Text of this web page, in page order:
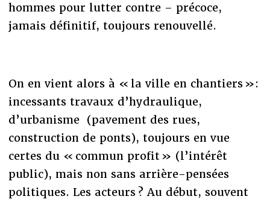
hommes pour lutter contre – précoce,
jamais définitif, toujours renouvellé.
On en vient alors à « la ville en chantiers »:
incessants travaux d’hydraulique,
d’urbanisme (pavement des rues,
construction de ponts), toujours en vue
certes du « commun profit » (l’intérêt
public), mais non sans arrière-pensées
politiques. Les acteurs ? Au début, souvent